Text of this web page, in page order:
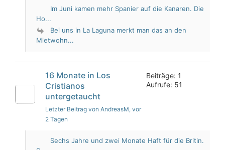
Im Juni kamen mehr Spanier auf die Kanaren. Die
Ho...
Bei uns in La Laguna merkt man das an den
Mietwohn...
16 Monate in Los
Cristianos
untergetaucht
Letzter Beitrag von AndreasM, vor
2 Tagen
Beiträge: 1
Aufrufe: 51
Sechs Jahre und zwei Monate Haft für die Britin.